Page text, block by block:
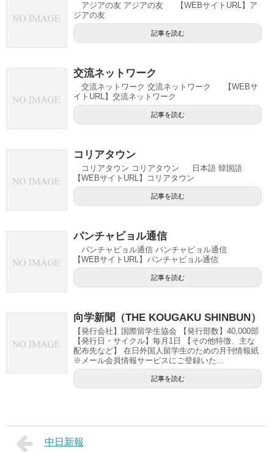
アジアの友 アジアの友 【WEBサイトURL】ア
ジアの友
記事を読む
交流ネットワーク
交流ネットワーク 交流ネットワーク 【WEBサ
イトURL】交流ネットワーク
記事を読む
コリアタウン
コリアタウン コリアタウン 日本語 韓国語
【WEBサイトURL】コリアタウン
記事を読む
パンチャビョル通信
パンチャビョル通信 パンチャビョル通信
【WEBサイトURL】パンチャビョル通信
記事を読む
向学新聞（THE KOUGAKU SHINBUN）
【発行会社】国際留学生協会 【発行部数】40,000部
【発行日・サイクル】毎月1日 【その他特徴、主な
配布先など】 在日外国人留学生のための月刊情報紙
※メール会員情報サービスにご登録いた...
記事を読む
中日新報